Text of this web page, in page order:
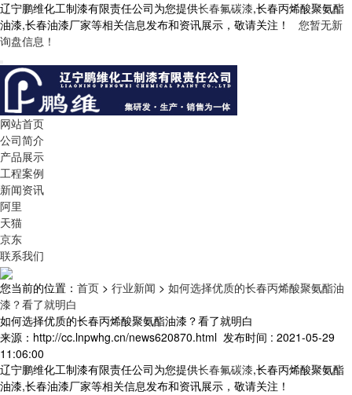
辽宁鹏维化工制漆有限责任公司为您提供长春氟碳漆,长春丙烯酸聚氨酯
油漆,长春油漆厂家等相关信息发布和资讯展示，敬请关注！ 您暂无新
询盘信息！
网站首页
公司简介
产品展示
工程案例
新闻资讯
阿里
天猫
京东
联系我们
您当前的位置： 首页 > 行业新闻 > 如何选择优质的长春丙烯酸聚氨酯油
漆？看了就明白
如何选择优质的长春丙烯酸聚氨酯油漆？看了就明白
来源：http://cc.lnpwhg.cn/news620870.html 发布时间 : 2021-05-29
11:06:00
辽宁鹏维化工制漆有限责任公司为您提供长春氟碳漆,长春丙烯酸聚氨酯
油漆,长春油漆厂家等相关信息发布和资讯展示，敬请关注！